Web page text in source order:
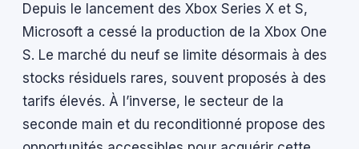
Depuis le lancement des Xbox Series X et S,
Microsoft a cessé la production de la Xbox One
S. Le marché du neuf se limite désormais à des
stocks résiduels rares, souvent proposés à des
tarifs élevés. À l’inverse, le secteur de la
seconde main et du reconditionné propose des